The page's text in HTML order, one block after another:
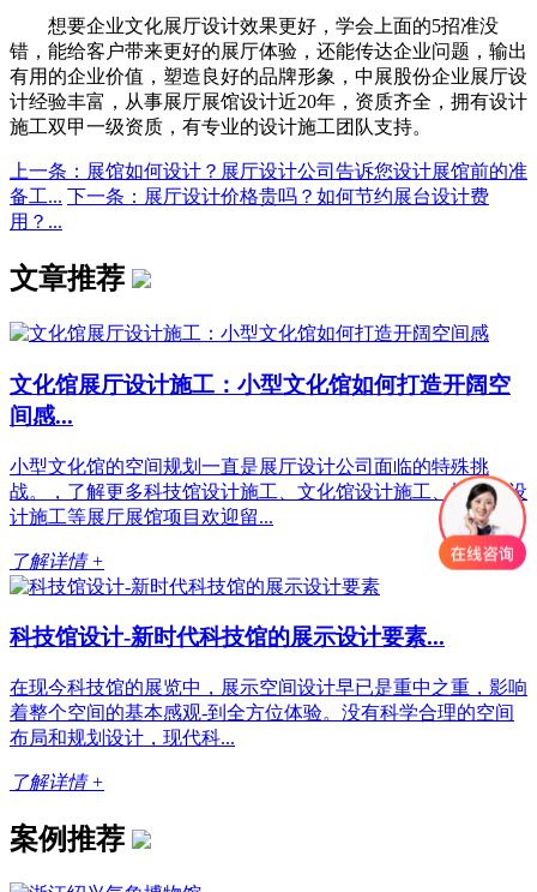
想要企业文化展厅设计效果更好，学会上面的5招准没
错，能给客户带来更好的展厅体验，还能传达企业问题，输出
有用的企业价值，塑造良好的品牌形象，中展股份企业展厅设
计经验丰富，从事展厅展馆设计近20年，资质齐全，拥有设计
施工双甲一级资质，有专业的设计施工团队支持。
上一条：展馆如何设计？展厅设计公司告诉您设计展馆前的准
备工... 下一条：展厅设计价格贵吗？如何节约展台设计费
用？...
文章推荐
文化馆展厅设计施工：小型文化馆如何打造开阔空
间感...
小型文化馆的空间规划一直是展厅设计公司面临的特殊挑
战。，了解更多科技馆设计施工、文化馆设计施工、博物馆设
计施工等展厅展馆项目欢迎留...
了解详情 +
科技馆设计-新时代科技馆的展示设计要素...
在现今科技馆的展览中，展示空间设计早已是重中之重，影响
着整个空间的基本感观-到全方位体验。没有科学合理的空间
布局和规划设计，现代科...
了解详情 +
案例推荐